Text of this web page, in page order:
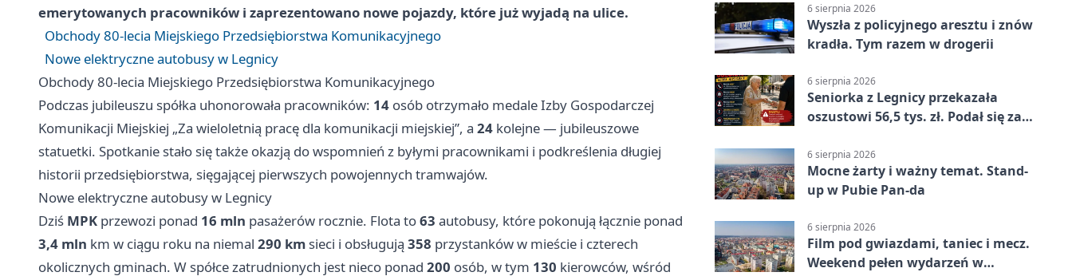
emerytowanych pracowników i zaprezentowano nowe pojazdy, które już wyjadą na ulice.
Obchody 80-lecia Miejskiego Przedsiębiorstwa Komunikacyjnego
Nowe elektryczne autobusy w Legnicy
Obchody 80-lecia Miejskiego Przedsiębiorstwa Komunikacyjnego
Podczas jubileuszu spółka uhonorowała pracowników: 14 osób otrzymało medale Izby Gospodarczej
Komunikacji Miejskiej „Za wieloletnią pracę dla komunikacji miejskiej”, a 24 kolejne — jubileuszowe
statuetki. Spotkanie stało się także okazją do wspomnień z byłymi pracownikami i podkreślenia długiej
historii przedsiębiorstwa, sięgającej pierwszych powojennych tramwajów.
Nowe elektryczne autobusy w Legnicy
Dziś MPK przewozi ponad 16 mln pasażerów rocznie. Flota to63 autobusy, które pokonują łącznie ponad
3,4 mln km w ciągu roku na niemal 290 km sieci i obsługują 358 przystanków w mieście i czterech
okolicznych gminach. W spółce zatrudnionych jest nieco ponad 200 osób, w tym 130 kierowców, wśród
6 sierpnia 2026
Wyszła z policyjnego aresztu i znów
kradła. Tym razem w drogerii
6 sierpnia 2026
Seniorka z Legnicy przekazała
oszustowi 56,5 tys. zł. Podał się za
6 sierpnia 2026
Mocne żarty i ważny temat. Stand-
up w Pubie Pan-da
6 sierpnia 2026
Film pod gwiazdami, taniec i mecz.
Weekend pełen wydarzeń w